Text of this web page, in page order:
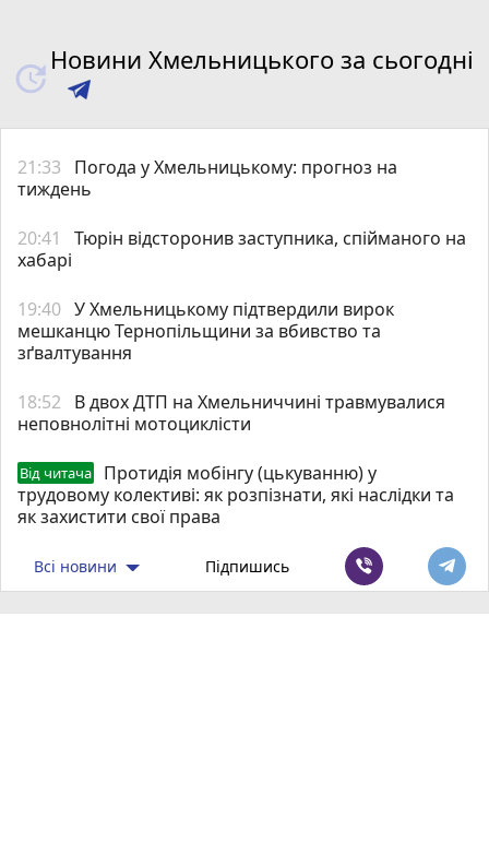
Новини Хмельницького за сьогодні
21:33
Погода у Хмельницькому: прогноз на
тиждень
20:41
Тюрін відсторонив заступника, спійманого на
хабарі
19:40 У Хмельницькому підтвердили вирок
мешканцю Тернопільщини за вбивство та
зґвалтування
18:52
В двох ДТП на Хмельниччині травмувалися
неповнолітні мотоциклісти
Від читача
Протидія мобінгу (цькуванню) у
трудовому колективі: як розпізнати, які наслідки та
як захистити свої права
Всі новини Підпишись